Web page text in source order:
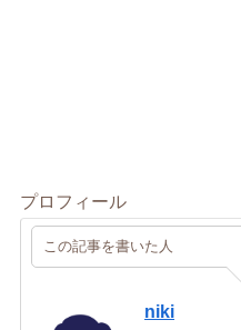
プロフィール
この記事を書いた人
niki